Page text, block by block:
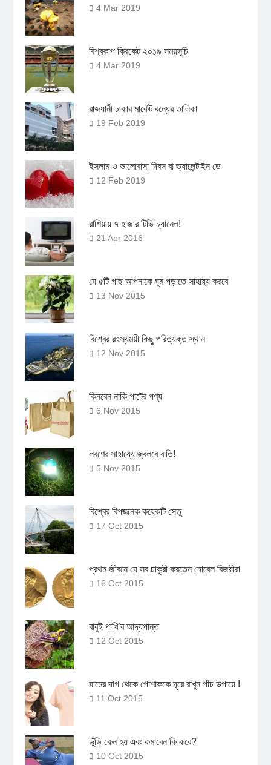
4 Mar 2019
বিশ্বকাপ ক্রিকেট ২০১৯ সময়সূচি
4 Mar 2019
রাজধানী ঢাকার মার্কেট বন্ধের তালিকা
19 Feb 2019
ইসলাম ও ভালোবাসা দিবস বা ভ্যালেন্টাইন ডে
12 Feb 2019
রাশিয়ায় ৭ হাজার টিভি চ্যানেল!
21 Apr 2016
যে ৫টি গাছ আপনাকে ঘুম পড়াতে সাহায্য করবে
13 Nov 2015
বিশ্বের রহস্যময়ী কিছু পরিত্যক্ত স্থান
12 Nov 2015
কিনবেন নাকি পাটের পণ্য
6 Nov 2015
লবণের সাহায্যে জ্বলবে বাতি!
5 Nov 2015
বিশ্বের বিপজ্জনক কয়েকটি সেতু
17 Oct 2015
প্রথম জীবনে যে সব চাকুরী করতেন নোবেল বিজয়ীরা
16 Oct 2015
বাবুই পাখি’র আদ্যপান্ত
12 Oct 2015
ঘামের দাগ থেকে পোশাককে দূরে রাখুন পাঁচ উপায়ে !
11 Oct 2015
ভুঁড়ি কেন হয় এবং কমাবেন কি করে?
10 Oct 2015